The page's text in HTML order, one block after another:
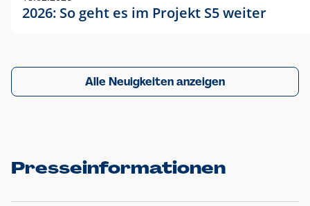
2026: So geht es im Projekt S5 weiter
Alle Neuigkeiten anzeigen
Presseinformationen